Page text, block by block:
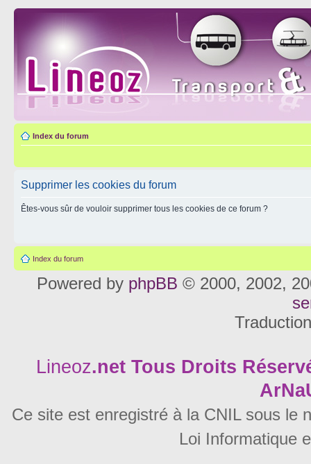
Index du forum
Supprimer les cookies du forum
Êtes-vous sûr de vouloir supprimer tous les cookies de ce forum ?
Index du forum
Powered by phpBB © 2000, 2002,
Lineoz.net Tous Droits
Ce site est enregistré à la CNIL sous le
Loi Informatique